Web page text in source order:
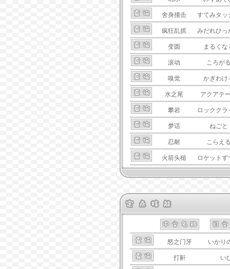
舍身撞击 すてみタッ
疯狂乱抓 みだれひっ
变圆 まるくな
滚动 ころが
嗅觉 かぎわけ
水之尾 アクアテ
攀岩 ロッククラ
梦话 ねごと
忍耐 こらえ
火箭头槌 ロケットず
怒之门牙 いかり
打鼾 い